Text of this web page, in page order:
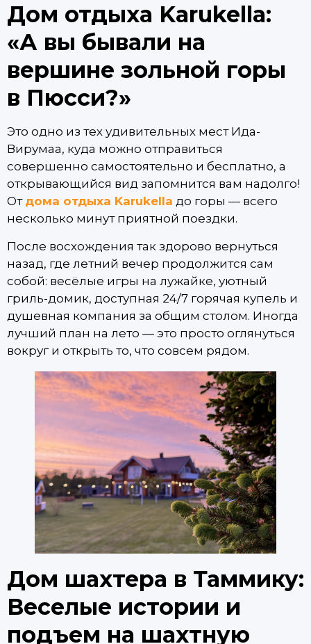
Дом отдыха Karukella:
«А вы бывали на
вершине зольной горы
в Пюсси?»
Это одно из тех удивительных мест Ида-
Вирумаа, куда можно отправиться
совершенно самостоятельно и бесплатно, а
открывающийся вид запомнится вам надолго!
От дома отдыха Karukella до горы — всего
несколько минут приятной поездки.
После восхождения так здорово вернуться
назад, где летний вечер продолжится сам
собой: весёлые игры на лужайке, уютный
гриль-домик, доступная 24/7 горячая купель и
душевная компания за общим столом. Иногда
лучший план на лето — это просто оглянуться
вокруг и открыть то, что совсем рядом.
Дом шахтера в Таммику:
Веселые истории и
подъем на шахтную